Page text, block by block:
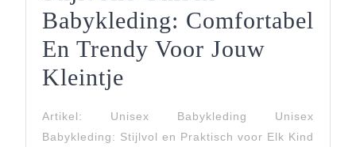
Babykleding: Comfortabel
En Trendy Voor Jouw
Kleintje
Babykleding:
Artikel: Unisex Babykleding Unisex
Babykleding: Stijlvol en Praktisch voor Elk Kind